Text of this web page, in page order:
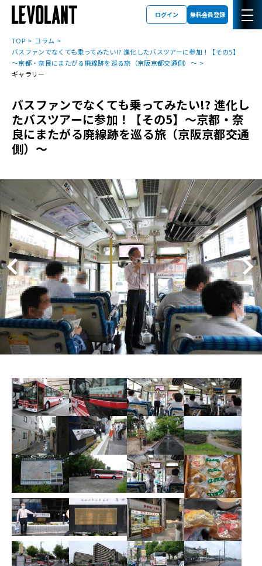
ログイン 無料会員登録
TOP
コラム
バスファンでなくても乗ってみたい!? 進化したバスツアーに参加！【その5】
～京都・奈良にまたがる廃線跡を巡る旅（京阪京都交通側）～
ギャラリー
バスファンでなくても乗ってみたい!? 進化し
たバスツアーに参加！【その5】～京都・奈
良にまたがる廃線跡を巡る旅（京阪京都交通
側）～